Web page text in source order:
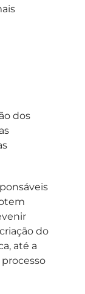
dos
do
até a